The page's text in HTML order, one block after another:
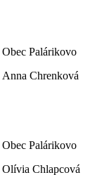
Obec Palárikovo
Anna Chrenková
Obec Palárikovo
Olívia Chlapcová